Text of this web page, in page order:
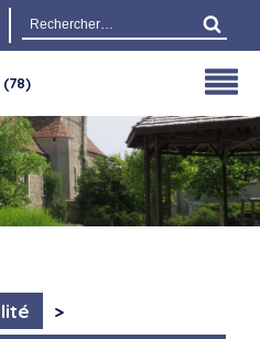
Rechercher :
(78)
>